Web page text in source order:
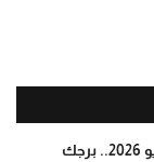
توقعات برج الجدي لشهر يوليو 2026.. برجك